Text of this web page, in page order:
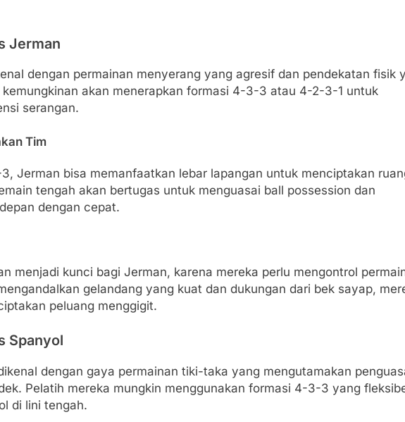
Jerman
dengan permainan menyerang yang agresif dan pendekatan fisik
akan menerapkan formasi 4-3-3 atau 4-2-3-1 untuk
serangan.
Tim
Jerman bisa memanfaatkan lebar lapangan untuk menciptakan
tengah akan bertugas untuk menguasai ball possession dan
dengan cepat.
menjadi kunci bagi Jerman, karena mereka perlu mengontrol
gelandang yang kuat dan dukungan dari bek sayap,
peluang menggigit.
Spanyol
dengan gaya permainan tiki-taka yang mengutamakan
Pelatih mereka mungkin menggunakan formasi 4-3-3 yang
di lini tengah.